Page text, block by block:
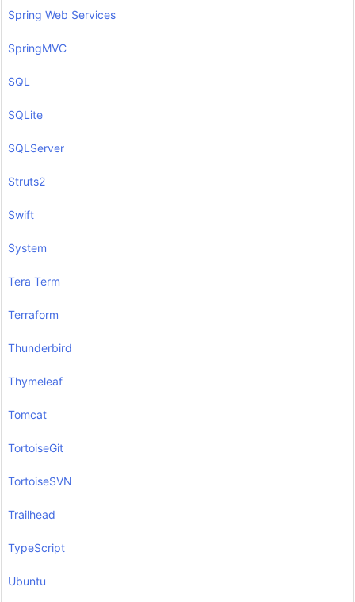
Spring Web Services
SpringMVC
SQL
SQLite
SQLServer
Struts2
Swift
System
Tera Term
Terraform
Thunderbird
Thymeleaf
Tomcat
TortoiseGit
TortoiseSVN
Trailhead
TypeScript
Ubuntu